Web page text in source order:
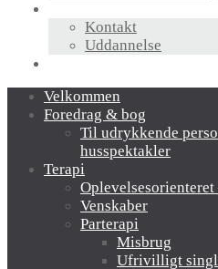
Kontakt
Uddannelse
Velkommen
Foredrag & bog
Til udrykkende
husspektakler
Terapi
Venskaber
Parterapi
Misbrug
Ufrivilligt